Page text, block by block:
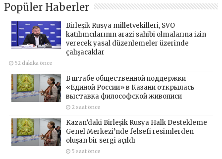
Popüler Haberler
Birleşik Rusya milletvekilleri, SVO
katılımcılarının arazi sahibi olmalarına izin
verecek yasal düzenlemeler üzerinde
çalışacaklar
52 dakika önce
В штабе общественной поддержки
«Единой России» в Казани открылась
выставка философской живописи
2 saat önce
Kazan’daki Birleşik Rusya Halk Destekleme
Genel Merkezi’nde felsefi resimlerden
oluşan bir sergi açıldı
5 saat önce